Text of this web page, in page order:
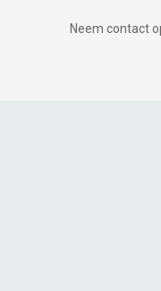
Neem contact